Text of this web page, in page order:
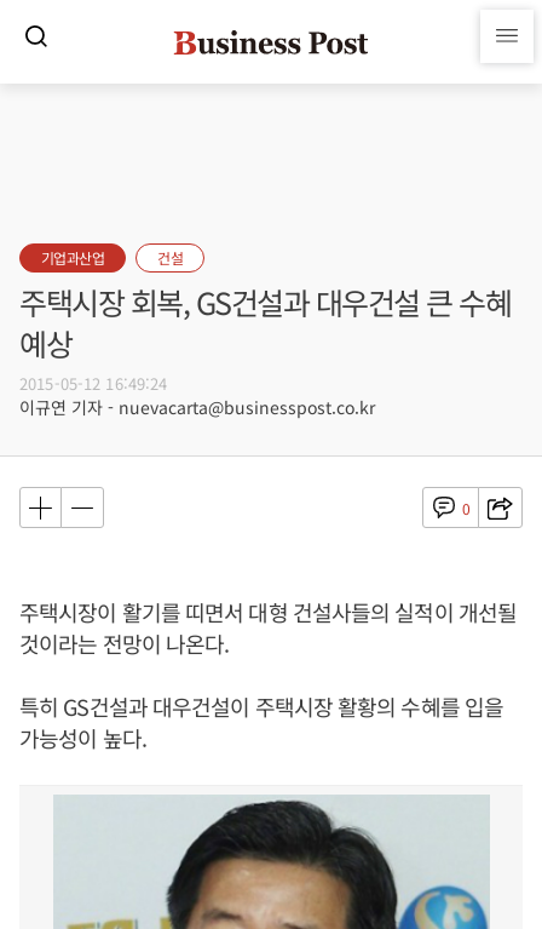
기업과산업 건설
주택시장 회복, GS건설과 대우건설 큰 수혜
예상
2015-05-12 16:49:24
이규연 기자 - nuevacarta@businesspost.co.kr
0
주택시장이 활기를 띠면서 대형 건설사들의 실적이 개선될
것이라는 전망이 나온다.
특히 GS건설과 대우건설이 주택시장 활황의 수혜를 입을
가능성이 높다.